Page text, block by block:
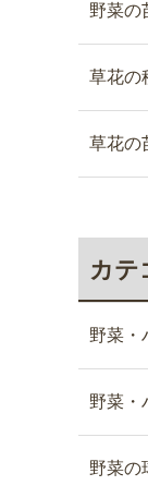
野菜の
草花の
草花の
カテ
野菜・
野菜・
野菜の